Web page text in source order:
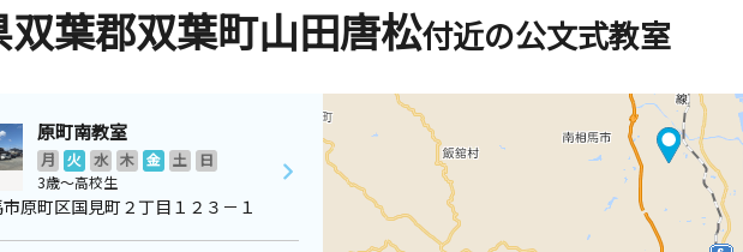
葉郡双葉町山田唐松付近の公文式教室
原町南教室
月 火 水 木 金 土
日
3歳～高校生
原町区国見町２丁目１２３－１